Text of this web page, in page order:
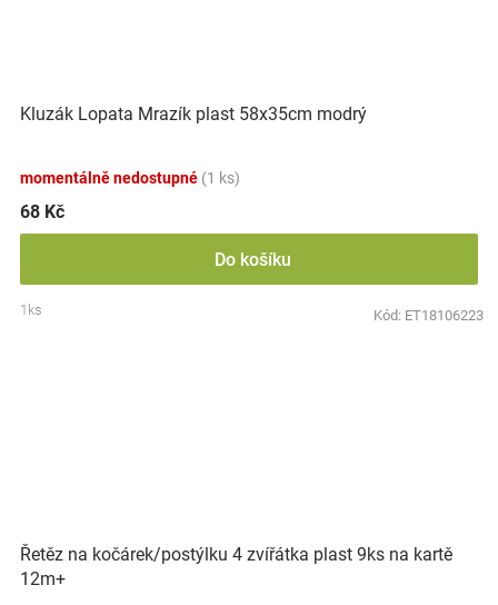
Kluzák Lopata Mrazík plast 58x35cm modrý
momentálně nedostupné (1 ks)
68 Kč
Do košíku
1ks Kód: ET18106223
Řetěz na kočárek/postýlku 4 zvířátka plast 9ks na kartě
12m+